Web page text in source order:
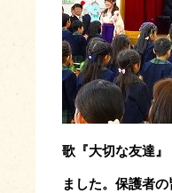
歌『大切な友達
ま した。 保護者の